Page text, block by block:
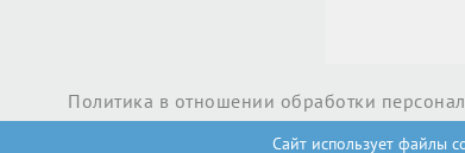
Политика в отношении обработки
Сайт использует файлы